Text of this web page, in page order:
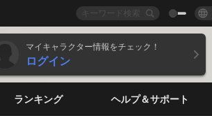
マイキャラクター情報をチェック！
ログイン
ランキング ヘルプ＆サポート